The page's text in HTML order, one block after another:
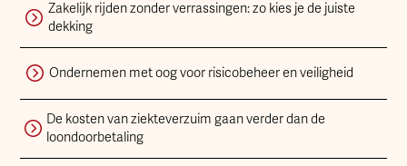
Zakelijk rijden zonder verrassingen: zo kies je de juiste
dekking
Ondernemen met oog voor risicobeheer en veiligheid
De kosten van ziekteverzuim gaan verder dan de
loondoorbetaling